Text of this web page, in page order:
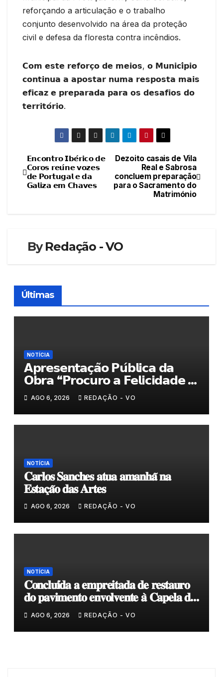
reforçando a articulação e o trabalho
conjunto desenvolvido na área da proteção
civil e defesa da floresta contra incêndios.
𝗖𝗼𝗺 𝗲𝘀𝘁𝗲 𝗿𝗲𝗳𝗼𝗿𝗰̧𝗼 𝗱𝗲 𝗺𝗲𝗶𝗼𝘀, 𝗼 𝗠𝘂𝗻𝗶𝗰𝗶́𝗽𝗶𝗼
𝗰𝗼𝗻𝘁𝗶𝗻𝘂𝗮 𝗮 𝗮𝗽𝗼𝘀𝘁𝗮𝗿 𝗻𝘂𝗺𝗮 𝗿𝗲𝘀𝗽𝗼𝘀𝘁𝗮 𝗺𝗮𝗶𝘀
𝗲𝗳𝗶𝗰𝗮𝘇 𝗲 𝗽𝗿𝗲𝗽𝗮𝗿𝗮𝗱𝗮 𝗽𝗮𝗿𝗮 𝗼𝘀 𝗱𝗲𝘀𝗮𝗳𝗶𝗼𝘀 𝗱𝗼
𝘁𝗲𝗿𝗿𝗶𝘁𝗼́𝗿𝗶𝗼.
Navegação
de
Dezoito casais de Vila
Real e Sabrosa
concluem preparação
para o Sacramento do
Matrimónio
𝗘𝗻𝗰𝗼𝗻𝘁𝗿𝗼 𝗜𝗯𝗲́𝗿𝗶𝗰𝗼 𝗱𝗲
𝗖𝗼𝗿𝗼𝘀 𝗿𝗲𝘂́𝗻𝗲 𝘃𝗼𝘇𝗲𝘀
𝗱𝗲 𝗣𝗼𝗿𝘁𝘂𝗴𝗮𝗹 𝗲 𝗱𝗮
𝗚𝗮𝗹𝗶𝘇𝗮 𝗲𝗺 𝗖𝗵𝗮𝘃𝗲𝘀
ByRedação - VO
Últimas
NOTÍCIA
𝗔𝗽𝗿𝗲𝘀𝗲𝗻𝘁𝗮𝗰̧𝗮̃𝗼 𝗣𝘂́𝗯𝗹𝗶𝗰𝗮 𝗱𝗮
𝗢𝗯𝗿𝗮 “𝗣𝗿𝗼𝗰𝘂𝗿𝗼 𝗮 𝗙𝗲𝗹𝗶𝗰𝗶𝗱𝗮𝗱𝗲 𝗲
𝗲𝗹𝗮 𝗺𝗼𝗿𝗮 𝗰𝗼𝗺𝗶𝗴𝗼”
AGO 6, 2026 REDAÇÃO - VO
NOTÍCIA
𝐂𝐚𝐫𝐥𝐨𝐬 𝐒𝐚𝐧𝐜𝐡𝐞𝐬 𝐚𝐭𝐮𝐚 𝐚𝐦𝐚𝐧𝐡𝐚̃ 𝐧𝐚
𝐄𝐬𝐭𝐚𝐜̧𝐚̃𝐨 𝐝𝐚𝐬 𝐀𝐫𝐭𝐞𝐬
AGO 6, 2026 REDAÇÃO - VO
NOTÍCIA
𝐂𝐨𝐧𝐜𝐥𝐮𝐢́𝐝𝐚 𝐚 𝐞𝐦𝐩𝐫𝐞𝐢𝐭𝐚𝐝𝐚 𝐝𝐞 𝐫𝐞𝐬𝐭𝐚𝐮𝐫𝐨
𝐝𝐨 𝐩𝐚𝐯𝐢𝐦𝐞𝐧𝐭𝐨 𝐞𝐧𝐯𝐨𝐥𝐯𝐞𝐧𝐭𝐞 𝐚̀ 𝐂𝐚𝐩𝐞𝐥𝐚 𝐝𝐞
𝐂𝐨𝐯𝐚𝐬
AGO 6, 2026 REDAÇÃO - VO